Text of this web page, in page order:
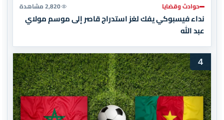
حوادث وقضايا 2,820 مشاهدة
نداء فيسبوكي يفك لغز استدراج قاصر إلى موسم مولاي
عبد الله
4